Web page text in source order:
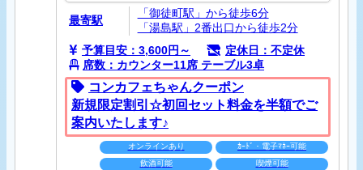
最寄駅
「御徒町駅」から徒歩6分
「湯島駅」2番出口から徒歩2分
予算目安：3,600円～
定休日：不定休
席数：カウンター11席 テーブル3卓
コンカフェちゃんクーポン
新規限定割引☆初​回​セ​ッ​ト​料​金​を​半​額​で​ご​
案​内​い​た​し​ま​す​♪
オンラインあり
ｶｰﾄﾞ・電子ﾏﾈｰ可能
飲酒可能
喫煙可能